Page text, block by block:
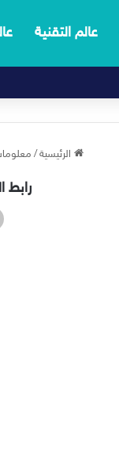
عالم التقنية
الرئيسية/
رابط